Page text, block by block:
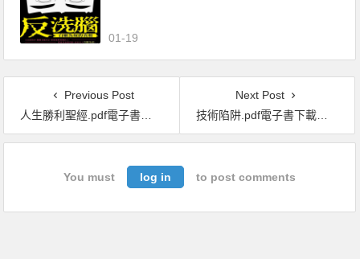
01-19
Previous Post
人生勝利聖經.pdf電子書下載（提摩西 · 費裏斯 (Timothy Ferriss) 著）：向100位世界強者學習健康、財富和人生智慧
Next Post
技術陷阱.pdf電子書下載（卡爾 · 貝內迪克特 · 弗雷 (Carl Benedikt Frey) 著）：從工業革命到AI時代，技術創新下的資本、勞動力與權力
You must log in to post comments